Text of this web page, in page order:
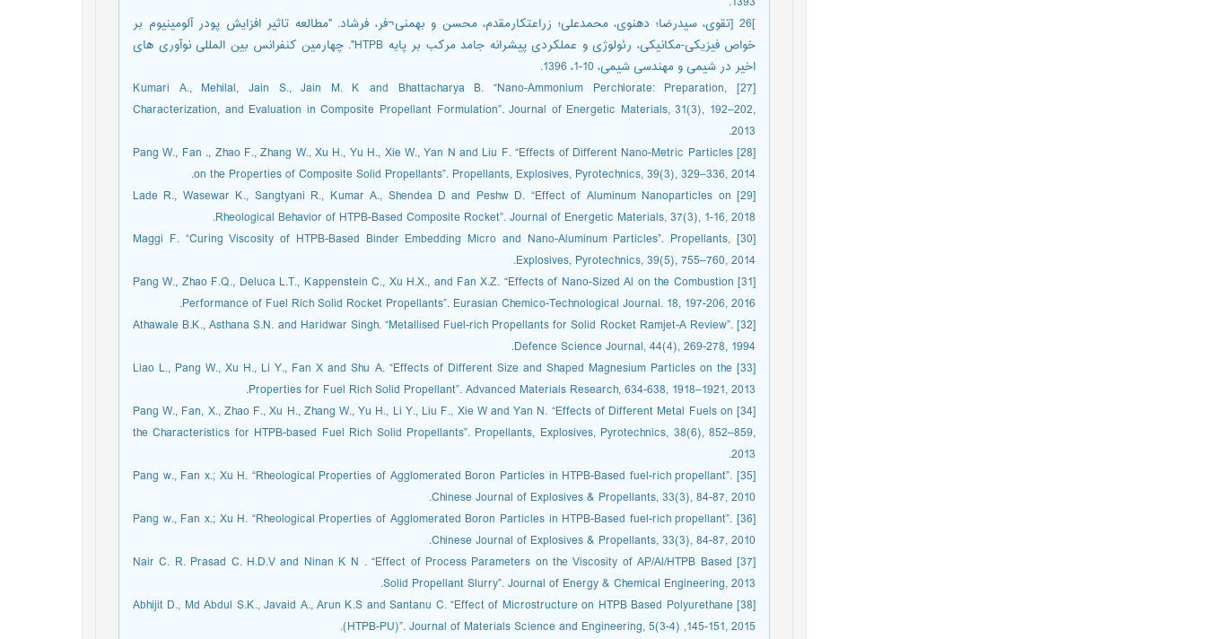
]26 [تقوی، سیدرضا؛ دهنوی، محمدعلی؛ زراعتکارمقدم، محسن و بهمنی¬فر، فرشاد. "مطالعه تاثیر افزایش پودر آلومینیوم بر
خواص فیزیکی-مکانیکی، رئولوژی و عملکردی پیشرانه جامد مرکب بر پایه HTPB". چهارمین کنفرانس بین المللی نوآوری های
اخیر در شیمی و مهندسی شیمی، 10-1، 1396.
[27] Kumari A., Mehilal, Jain S., Jain M. K and Bhattacharya B. “Nano-Ammonium Perchlorate: Preparation,
Characterization, and Evaluation in Composite Propellant Formulation”. Journal of Energetic Materials, 31(3), 192–202,
2013.
[28] Pang W., Fan ., Zhao F., Zhang W., Xu H., Yu H., Xie W., Yan N and Liu F. “Effects of Different Nano-Metric Particles
on the Properties of Composite Solid Propellants”. Propellants, Explosives, Pyrotechnics, 39(3), 329–336, 2014.
[29] Lade R., Wasewar K., Sangtyani R., Kumar A., Shendea D and Peshw D. “Effect of Aluminum Nanoparticles on
Rheological Behavior of HTPB-Based Composite Rocket”. Journal of Energetic Materials, 37(3), 1-16, 2018.
[30] Maggi F. “Curing Viscosity of HTPB-Based Binder Embedding Micro and Nano-Aluminum Particles”. Propellants,
Explosives, Pyrotechnics, 39(5), 755–760, 2014.
[31] Pang W., Zhao F.Q., Deluca L.T., Kappenstein C., Xu H.X., and Fan X.Z. “Effects of Nano-Sized Al on the Combustion
Performance of Fuel Rich Solid Rocket Propellants”. Eurasian Chemico-Technological Journal. 18, 197-206, 2016.
[32] Athawale B.K., Asthana S.N. and Haridwar Singh. “Metallised Fuel-rich Propellants for Solid Rocket Ramjet-A Review”.
Defence Science Journal, 44(4), 269-278, 1994.
[33] Liao L., Pang W., Xu H., Li Y., Fan X and Shu A. “Effects of Different Size and Shaped Magnesium Particles on the
Properties for Fuel Rich Solid Propellant”. Advanced Materials Research, 634-638, 1918–1921, 2013.
[34] Pang W., Fan, X., Zhao F., Xu H., Zhang W., Yu H., Li Y., Liu F., Xie W and Yan N. “Effects of Different Metal Fuels on
the Characteristics for HTPB-based Fuel Rich Solid Propellants”. Propellants, Explosives, Pyrotechnics, 38(6), 852–859,
2013.
[35] Pang w., Fan x.; Xu H. “Rheological Properties of Agglomerated Boron Particles in HTPB-Based fuel-rich propellant”.
Chinese Journal of Explosives & Propellants, 33(3), 84-87, 2010.
[36] Pang w., Fan x.; Xu H. “Rheological Properties of Agglomerated Boron Particles in HTPB-Based fuel-rich propellant”.
Chinese Journal of Explosives & Propellants, 33(3), 84-87, 2010.
[37] Nair C. R. Prasad C. H.D.V and Ninan K N . “Effect of Process Parameters on the Viscosity of AP/Al/HTPB Based
Solid Propellant Slurry”. Journal of Energy & Chemical Engineering, 2013.
[38] Abhijit D., Md Abdul S.K., Javaid A., Arun K.S and Santanu C. “Effect of Microstructure on HTPB Based Polyurethane
(HTPB-PU)”. Journal of Materials Science and Engineering, 5(3-4) ,145-151, 2015.